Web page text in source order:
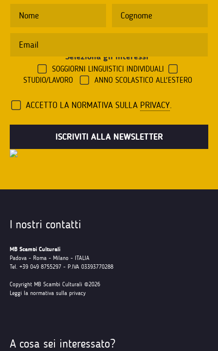
Seleziona gli interessi
SOGGIORNI LINGUISTICI INDIVIDUALI
STUDIO/LAVORO
ANNO SCOLASTICO ALL'ESTERO
ACCETTO LA NORMATIVA SULLA PRIVACY.
I nostri contatti
MB Scambi Culturali
Padova - Roma - Milano - ITALIA
Tel. +39 049 8755297 - P.IVA 03393770288
Copyright MB Scambi Culturali ©2026
Leggi la normativa sulla privacy
A cosa sei interessato?